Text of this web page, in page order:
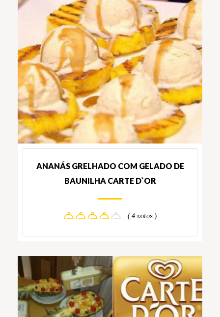
ANANÁS GRELHADO COM GELADO DE
BAUNILHA CARTE D`OR
( 4 votos )